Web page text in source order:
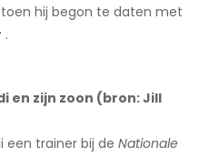
hij begon te daten met
.
en zijn zoon (bron: Jill
een trainer bij de Nationale